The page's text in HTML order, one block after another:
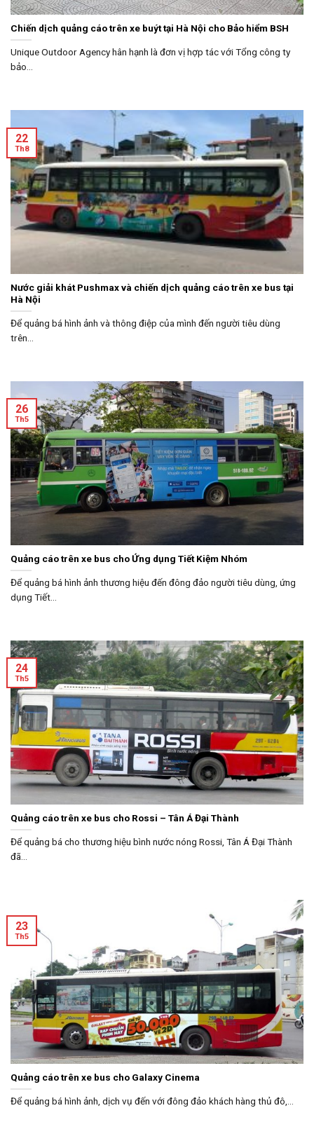
Chiến dịch quảng cáo trên xe buýt tại Hà Nội cho Bảo hiểm BSH
Unique Outdoor Agency hân hạnh là đơn vị hợp tác với Tổng công ty
bảo...
Nước giải khát Pushmax và chiến dịch quảng cáo trên xe bus tại
Hà Nội
Để quảng bá hình ảnh và thông điệp của mình đến người tiêu dùng
trên...
22
Th8
Quảng cáo trên xe bus cho Ứng dụng Tiết Kiệm Nhóm
Để quảng bá hình ảnh thương hiệu đến đông đảo người tiêu dùng, ứng
dụng Tiết...
26
Th5
Quảng cáo trên xe bus cho Rossi – Tân Á Đại Thành
Để quảng bá cho thương hiệu bình nước nóng Rossi, Tân Á Đại Thành
đã...
24
Th5
Quảng cáo trên xe bus cho Galaxy Cinema
Để quảng bá hình ảnh, dịch vụ đến với đông đảo khách hàng thủ đô,...
23
Th5